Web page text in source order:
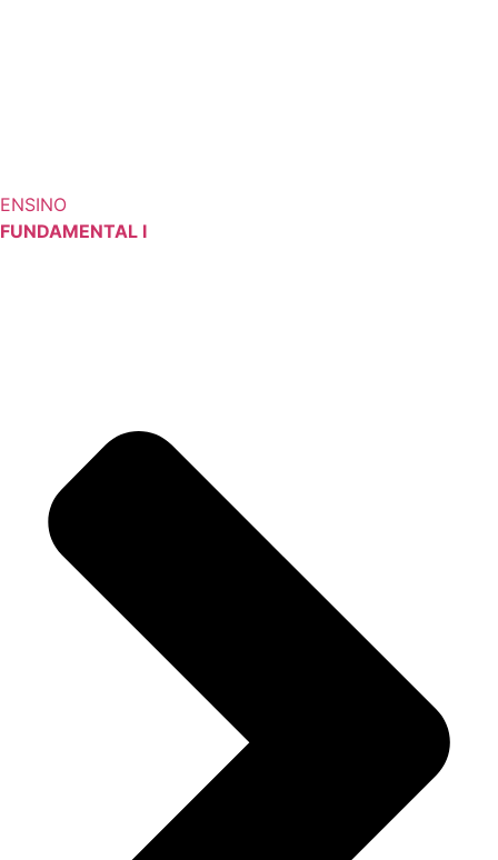
ENSINO
FUNDAMENTAL I